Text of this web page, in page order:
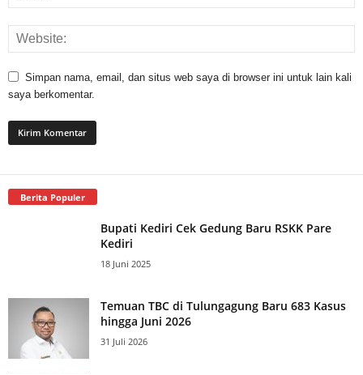
Simpan nama, email, dan situs web saya di browser ini untuk lain kali
saya berkomentar.
Berita Populer
Bupati Kediri Cek Gedung Baru RSKK Pare
Kediri
18 Juni 2025
Temuan TBC di Tulungagung Baru 683 Kasus
hingga Juni 2026
31 Juli 2026